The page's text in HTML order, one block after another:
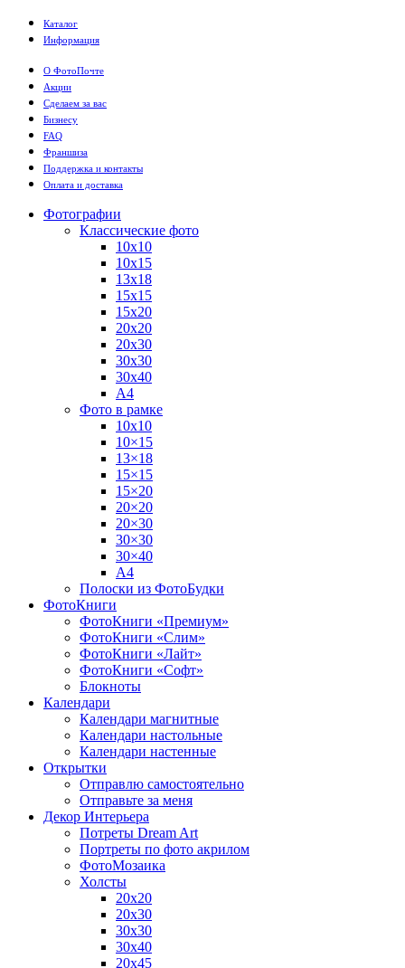
Каталог
Информация
О ФотоПочте
Акции
Сделаем за вас
Бизнесу
FAQ
Франшиза
Поддержка и контакты
Оплата и доставка
Фотографии
Классические фото
10х10
10х15
13х18
15х15
15х20
20х20
20х30
30х30
30х40
А4
Фото в рамке
10х10
10×15
13×18
15×15
15×20
20×20
20×30
30×30
30×40
A4
Полоски из ФотоБудки
ФотоКниги
ФотоКниги «Премиум»
ФотоКниги «Слим»
ФотоКниги «Лайт»
ФотоКниги «Софт»
Блокноты
Календари
Календари магнитные
Календари настольные
Календари настенные
Открытки
Отправлю самостоятельно
Отправьте за меня
Декор Интерьера
Потреты Dream Art
Портреты по фото акрилом
ФотоМозаика
Холсты
20х20
20х30
30х30
30х40
20х45